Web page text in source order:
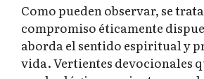
Como pueden observar, se
compromiso éticamente
aborda el sentido espiritual y
vida. Vertientes devocionales